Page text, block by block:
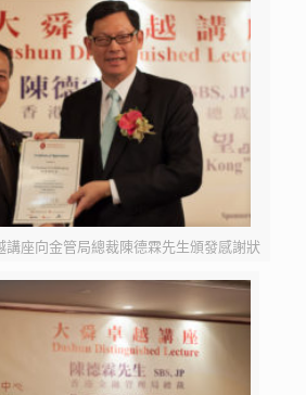
講座向金管局總裁陳德霖先生頒發感謝狀